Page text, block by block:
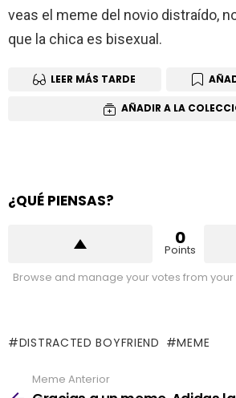
veas el meme del novio distraído,
que la chica es bisexual.
LEER MÁS TARDE
AÑADIR A LA
¿QUÉ PIENSAS?
0
Points
Browse and manage your votes from
DISTRACTED BOYFRIEND MEME
Meme Anterior